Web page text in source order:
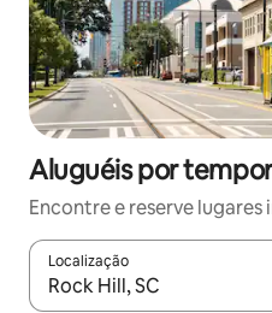
Aluguéis por
Encontre e reserve lugares
Localização
Quando os resultados